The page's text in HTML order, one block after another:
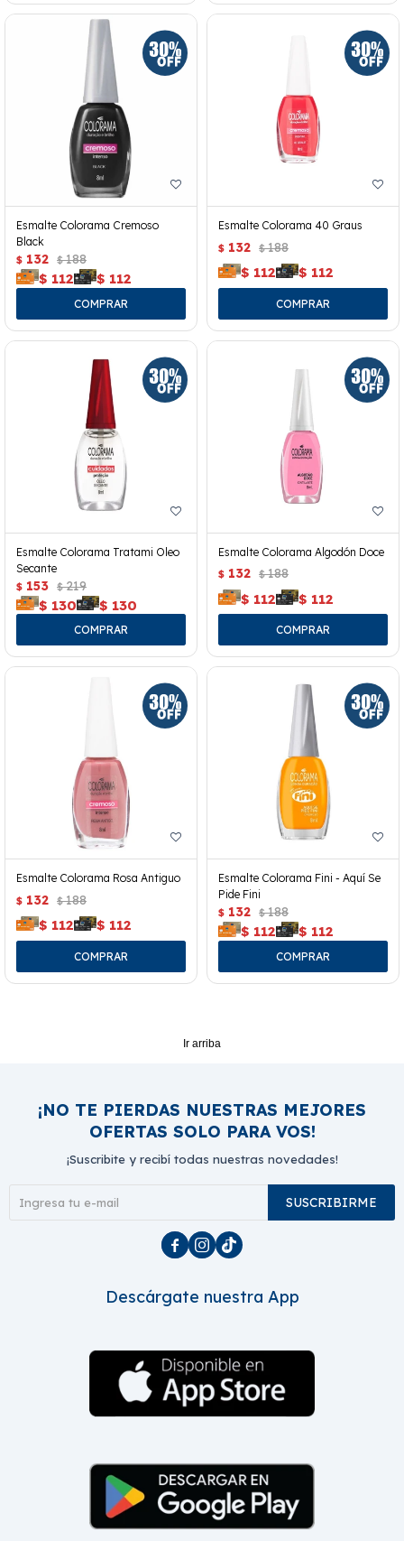
Esmalte Colorama Cremoso
Black
$ 132 $ 188
$ 112 $ 112
Esmalte Colorama 40 Graus
$ 132 $ 188
$ 112 $ 112
Esmalte Colorama Tratami Oleo
Secante
$ 153 $ 219
$ 130 $ 130
Esmalte Colorama Algodón Doce
$ 132 $ 188
$ 112 $ 112
Esmalte Colorama Rosa Antiguo
$ 132 $ 188
$ 112 $ 112
Esmalte Colorama Fini - Aquí Se
Pide Fini
$ 132 $ 188
$ 112 $ 112
Ir arriba
¡NO TE PIERDAS NUESTRAS MEJORES
OFERTAS SOLO PARA VOS!
¡Suscribite y recibí todas nuestras novedades!
SUSCRIBIRME
  
Descárgate nuestra App